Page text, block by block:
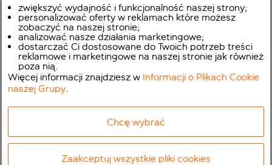
Rozkład lotów daty wydania
Wyszukiwarka tanich biletów
Zainspiruj mnie
Zarejestruj konto
Informacje o firmie
zwiększyć wydajność i funkcjonalność naszej strony;
personalizować oferty w reklamach które możesz
zobaczyć na naszej stronie;
analizować nasze działania marketingowe;
dostarczać Ci dostosowane do Twoich potrzeb treści
reklamowe i marketingowe na naszej stronie jak również
poza nią.
Więcej informacji znajdziesz w Informacji o Plikach Cookie
naszej Grupy.
Chcę wybrać
Zaakceptuj wszystkie pliki cookies